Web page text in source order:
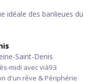
idéale des banlieues du
Saint-Denis
midi avec vià93
d'un rêve & Périphérie